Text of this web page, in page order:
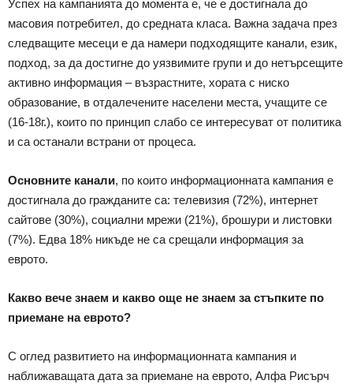
Успех на кампанията до момента е, че е достигнала до
масовия потребител, до средната класа. Важна задача през
следващите месеци е да намери подходящите канали, език,
подход, за да достигне до уязвимите групи и до нетърсещите
активно информация – възрастните, хората с ниско
образование, в отдалечените населени места, учащите се
(16-18г.), които по принцип слабо се интересуват от политика
и са останали встрани от процеса.
Основните канали, по които информационната кампания е
достигнала до гражданите са: телевизия (72%), интернет
сайтове (30%), социални мрежи (21%), брошури и листовки
(7%). Едва 18% никъде не са срещали информация за
еврото.
Какво вече знаем и какво още не знаем за стъпките по
приемане на еврото?
С оглед развитието на информационната кампания и
наближаващата дата за приемане на еврото, Алфа Рисърч